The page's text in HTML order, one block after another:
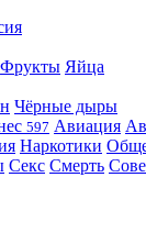
Фрукты Яйца
Чёрные дыры
597 Авиация
Наркотики
Секс Смерть